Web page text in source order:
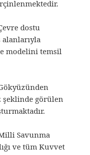
dostu
modelini temsil
şeklinde görülen
Savunma
ve tüm Kuvvet